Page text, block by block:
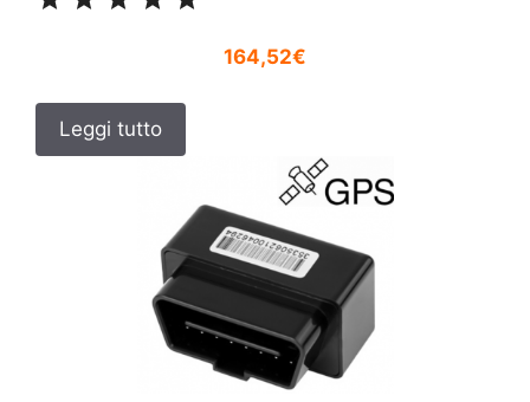
164,52€
Leggi tutto